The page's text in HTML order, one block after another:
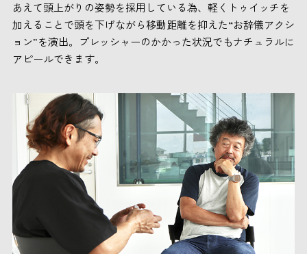
あえて頭上がりの姿勢を採用している為、軽くトゥイッチを
加えることで頭を下げながら移動距離を抑えた“お辞儀アクシ
ョン”を演出。プレッシャーのかかった状況でもナチュラルに
アピールできます。